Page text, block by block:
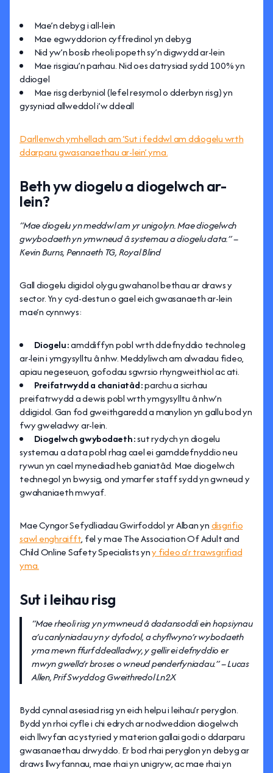
Mae’n debyg i all-lein
Mae egwyddorion cyffredinol yn debyg
Nid yw’n bosib rheoli popeth sy’n digwydd ar-lein
Mae risgiau’n parhau. Nid oes datrysiad sydd 100% yn
ddiogel
Mae risg derbyniol (lefel resymol o dderbyn risg) yn
gysyniad allweddol i’w ddeall
Darllenwch ymhellach am ‘Sut i feddwl am ddiogelu wrth
ddarparu gwasanaethau ar-lein’ yma.
Beth yw diogelu a diogelwch ar-
lein?
“Mae diogelu yn meddwl am yr unigolyn. Mae diogelwch
gwybodaeth yn ymwneud â systemau a diogelu data.” –
Kevin Burns, Pennaeth TG, Royal Blind
Gall diogelu digidol olygu gwahanol bethau ar draws y
sector. Yn y cyd-destun o gael eich gwasanaeth ar-lein
mae’n cynnwys:
Diogelu:amddiffyn pobl wrth ddefnyddio technoleg
ar-lein i ymgysylltu â nhw. Meddyliwch am alwadau fideo,
apiau negeseuon, gofodau sgwrsio rhyngweithiol ac ati.
Preifatrwydd a chaniatâd:parchu a sicrhau
preifatrwydd a dewis pobl wrth ymgysylltu â nhw’n
ddigidol. Gan fod gweithgaredd a manylion yn gallu bod yn
fwy gweladwy ar-lein.
Diogelwch gwybodaeth:sut rydych yn diogelu
systemau a data pobl rhag cael ei gamddefnyddio neu
rywun yn cael mynediad heb ganiatâd. Mae diogelwch
technegol yn bwysig, ond ymarfer staff sydd yn gwneud y
gwahaniaeth mwyaf.
Mae Cyngor Sefydliadau Gwirfoddol yr Alban yndisgrifio
sawl enghraifft, fel y mae The Association Of Adult and
Child Online Safety Specialists yny fideo a’r trawsgrifiad
yma.
Sut i leihau risg
“Mae rheoli risg yn ymwneud â dadansoddi ein hopsiynau
a’u canlyniadau yn y dyfodol, a chyflwyno’r wybodaeth
yma mewn ffurf ddealladwy, y gellir ei defnyddio er
mwyn gwella’r broses o wneud penderfyniadau.” – Lucas
Allen, Prif Swyddog Gweithredol Ln2X
Bydd cynnal asesiad risg yn eich helpu i leihau’r peryglon.
Bydd yn rhoi cyfle i chi edrych ar nodweddion diogelwch
eich llwyfan ac ystyried y materion gallai godi o ddarparu
gwasanaethau drwyddo. Er bod rhai peryglon yn debyg ar
draws llwyfannau, mae rhai yn unigryw, ac mae rhai yn